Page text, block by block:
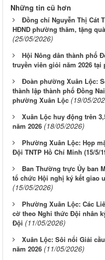
Những tin cũ hơn
Đồng chí Nguyễn Thị Cát
HĐND phường thăm, tặng
(25/05/2026)
Hội Nông dân thành phố
truyền viên giỏi năm 2026
Đoàn phường Xuân Lộc:
thành lập thành phố Đồng
phường Xuân Lộc (19/05/
Xuân Lộc huy động trên
năm 2026 (18/05/2026)
Phường Xuân Lộc: Họp
Đội TNTP Hồ Chí Minh (15/5/
Ban Thường trực Ủy ban
tổ chức Hội nghị ký kết giao
(15/05/2026)
Phường Xuân Lộc: Các
cờ theo Nghi thức Đội nhân
Đội (11/05/2026)
Xuân Lộc: Sôi nổi Giải
năm 2026 (11/05/2026)